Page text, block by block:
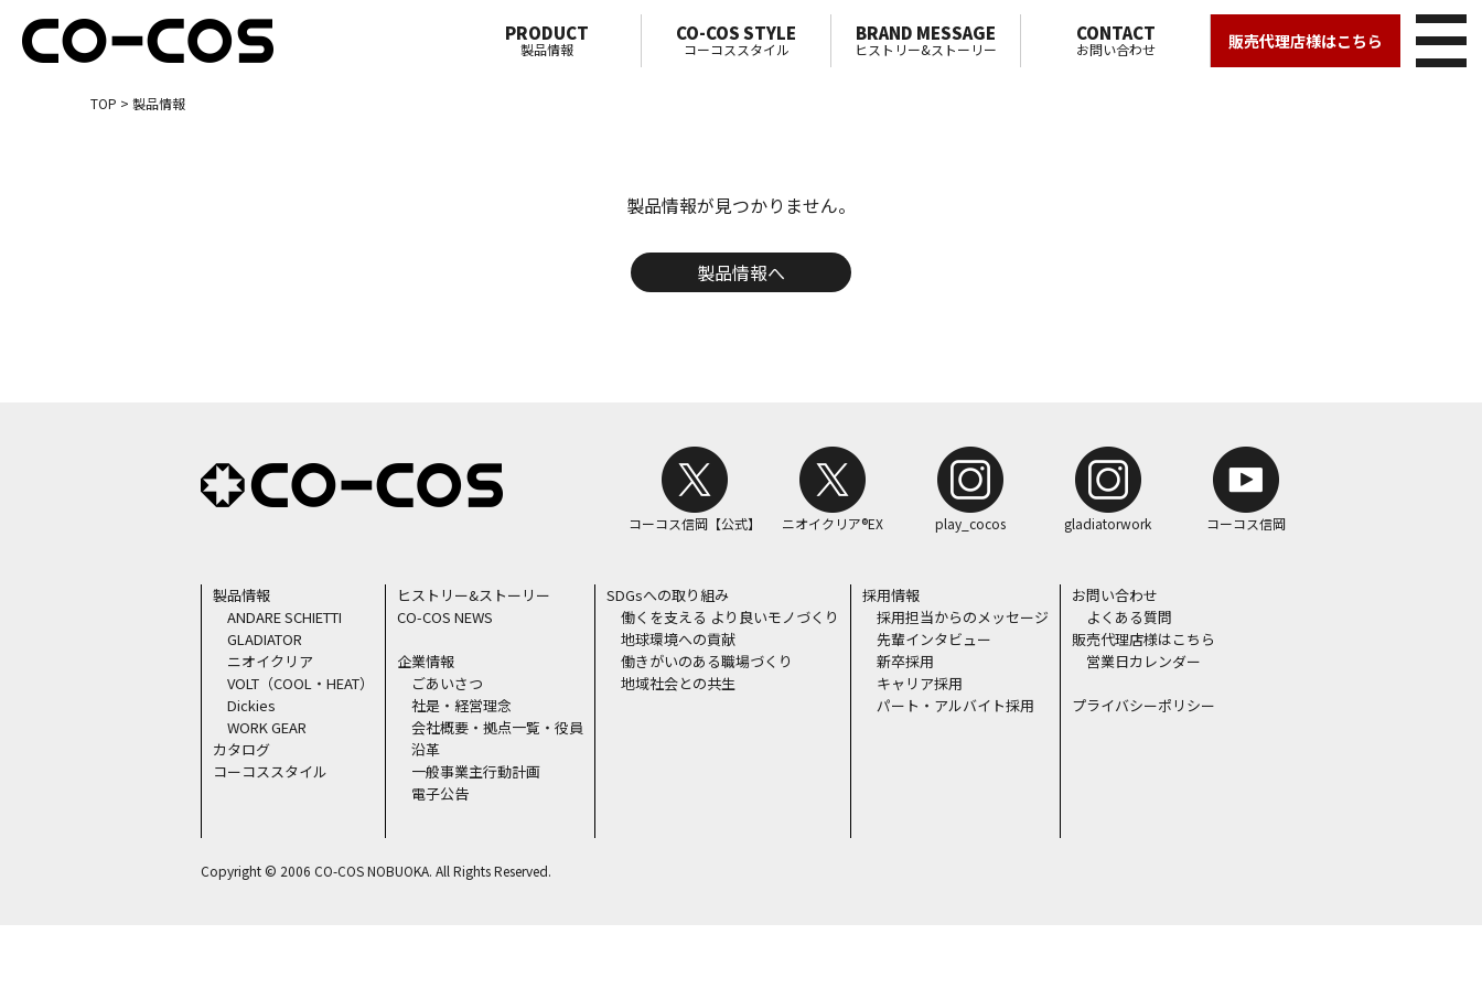
PRODUCT
製品情報
CO-COS STYLE
コーコススタイル
BRAND MESSAGE
ヒストリー&ストーリー
CONTACT
お問い合わせ 販売代理店様はこちら
TOP > 製品情報
製品情報が見つかりません。
製品情報へ
コーコス信岡【公式】 ニオイクリア®EX play_cocos gladiatorwork コーコス信岡
製品情報
ANDARE SCHIETTI
GLADIATOR
ニオイクリア
VOLT（COOL・HEAT）
Dickies
WORK GEAR
カタログ
コーコススタイル
ヒストリー&ストーリー
CO-COS NEWS
企業情報
ごあいさつ
社是・経営理念
会社概要・拠点一覧・役員
沿革
一般事業主行動計画
電子公告
SDGsへの取り組み
働くを支える より良いモノづくり
地球環境への貢献
働きがいのある職場づくり
地域社会との共生
採用情報
採用担当からのメッセージ
先輩インタビュー
新卒採用
キャリア採用
パート・アルバイト採用
お問い合わせ
よくある質問
販売代理店様はこちら
営業日カレンダー
プライバシーポリシー
Copyright © 2006 CO-COS NOBUOKA. All Rights Reserved.